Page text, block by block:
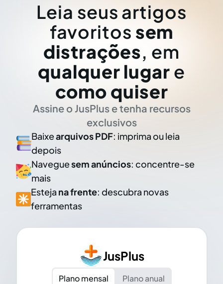
Leia seus artigos
favoritos sem
distrações, em
qualquer lugar e
como quiser
Assine o JusPlus e tenha recursos
exclusivos
Baixearquivos PDF: imprima ou leia
depois
Naveguesem anúncios: concentre-se
mais
Esteja na frente: descubra novas
ferramentas
JusPlus
Plano mensal
Plano anual